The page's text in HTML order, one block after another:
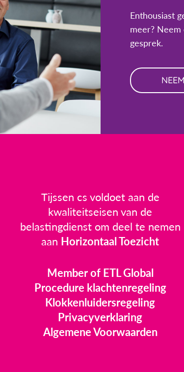
Enthousiast
meer?
gesprek.
Tijssen cs voldoet aan de
kwaliteitseisen van de
belastingdienst om deel te nemen
aan Horizontaal Toezicht
Member of ETL Global
Procedure klachtenregeling
Klokkenluidersregeling
Privacyverklaring
Algemene Voorwaarden